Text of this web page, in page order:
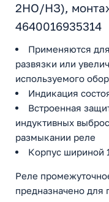
2НО/НЗ),
4640016935314
Применяются
развязки или
используемого
Индикация
Встроенная
индуктивных
размыкании реле
Корпус шириной
Реле
предназначено для